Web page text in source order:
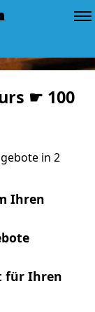
☛ 100
in 2
Ihren
für Ihren